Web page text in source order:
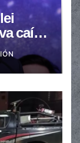
caída